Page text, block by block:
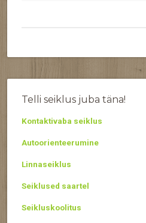
Telli seiklus juba täna!
Kontaktivaba seiklus
Autoorienteerumine
Linnaseiklus
Seiklused saartel
Seikluskoolitus